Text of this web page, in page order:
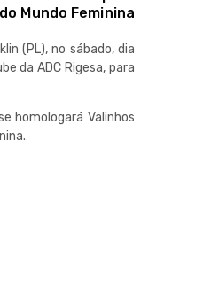
Mundo Feminina
(PL), no sábado, dia
da ADC Rigesa, para
homologará Valinhos